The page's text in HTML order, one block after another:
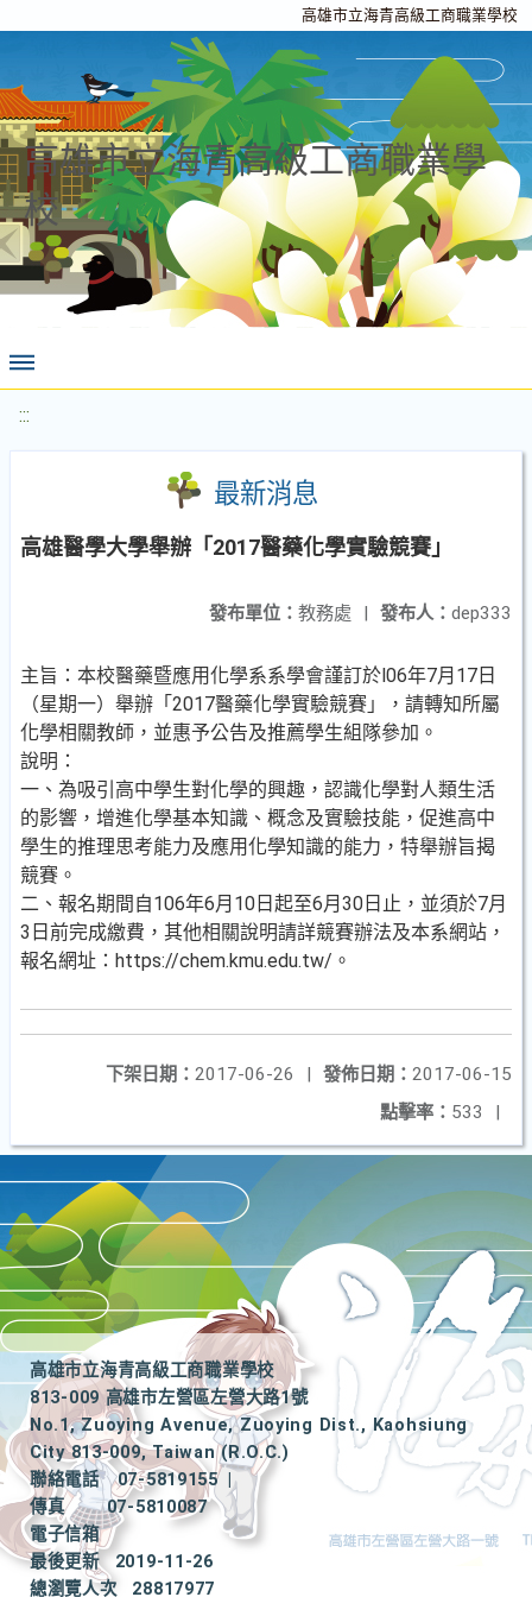
高雄市立海青高級工商職業學校
高雄市立海青高級工商職業學
校
:::
最新消息
高雄醫學大學舉辦「2017醫藥化學實驗競賽」
發布人： dep333
發布單位： 教務處 |
主旨：本校醫藥暨應用化學系系學會謹訂於l06年7月17日
（星期一）舉辦「2017醫藥化學實驗競賽」，請轉知所屬
化學相關教師，並惠予公告及推薦學生組隊參加。
說明：
一、為吸引高中學生對化學的興趣，認識化學對人類生活
的影響，增進化學基本知識、概念及實驗技能，促進高中
學生的推理思考能力及應用化學知識的能力，特舉辦旨揭
競賽。
二、報名期間自106年6月10日起至6月30日止，並須於7月
3日前完成繳費，其他相關說明請詳競賽辦法及本系網站，
報名網址：https://chem.kmu.edu.tw/。
發佈日期： 2017-06-15
下架日期： 2017-06-26
|
點擊率： 533 |
高雄市立海青高級工商職業學校
813-009 高雄市左營區左營大路1號
No.1, Zuoying Avenue, Zuoying Dist., Kaohsiung
City 813-009, Taiwan (R.O.C.)
聯絡電話
07-5819155
|
傳真
07-5810087
電子信箱
最後更新
2019-11-26
總瀏覽人次
28817977